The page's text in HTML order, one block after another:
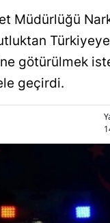
Müdürlüğü
götürülmek
geçirdi.